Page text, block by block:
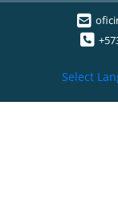
Select